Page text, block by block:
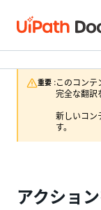
重要 :このコンテ
完全な翻訳
新しいコン
す。
アクショ